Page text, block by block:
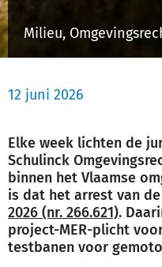
Milieu,
12 juni 2026
Elke week lichten de
Schulinck
binnen het Vlaamse
is dat het arrest van
2026 (nr. 266.621).
project-MER-plicht
testbanen voor